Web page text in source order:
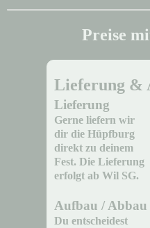
Preise
Lieferung &
Lieferung
Gerne liefern wir
dir die Hüpfburg
direkt zu deinem
Fest. Die Lieferung
erfolgt ab Wil SG.
Aufbau / Abbau
Du entscheidest